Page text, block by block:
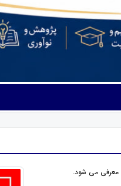
معرفی می شود.